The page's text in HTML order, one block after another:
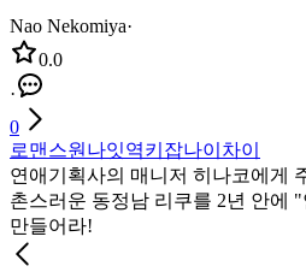
Nao Nekomiya·
0.0
·
0
로맨스원나잇역키잡나이차이
연애기획사의 매니저 히나코에게
촌스러운 동정남 리쿠를 2년 안에
만들어라!